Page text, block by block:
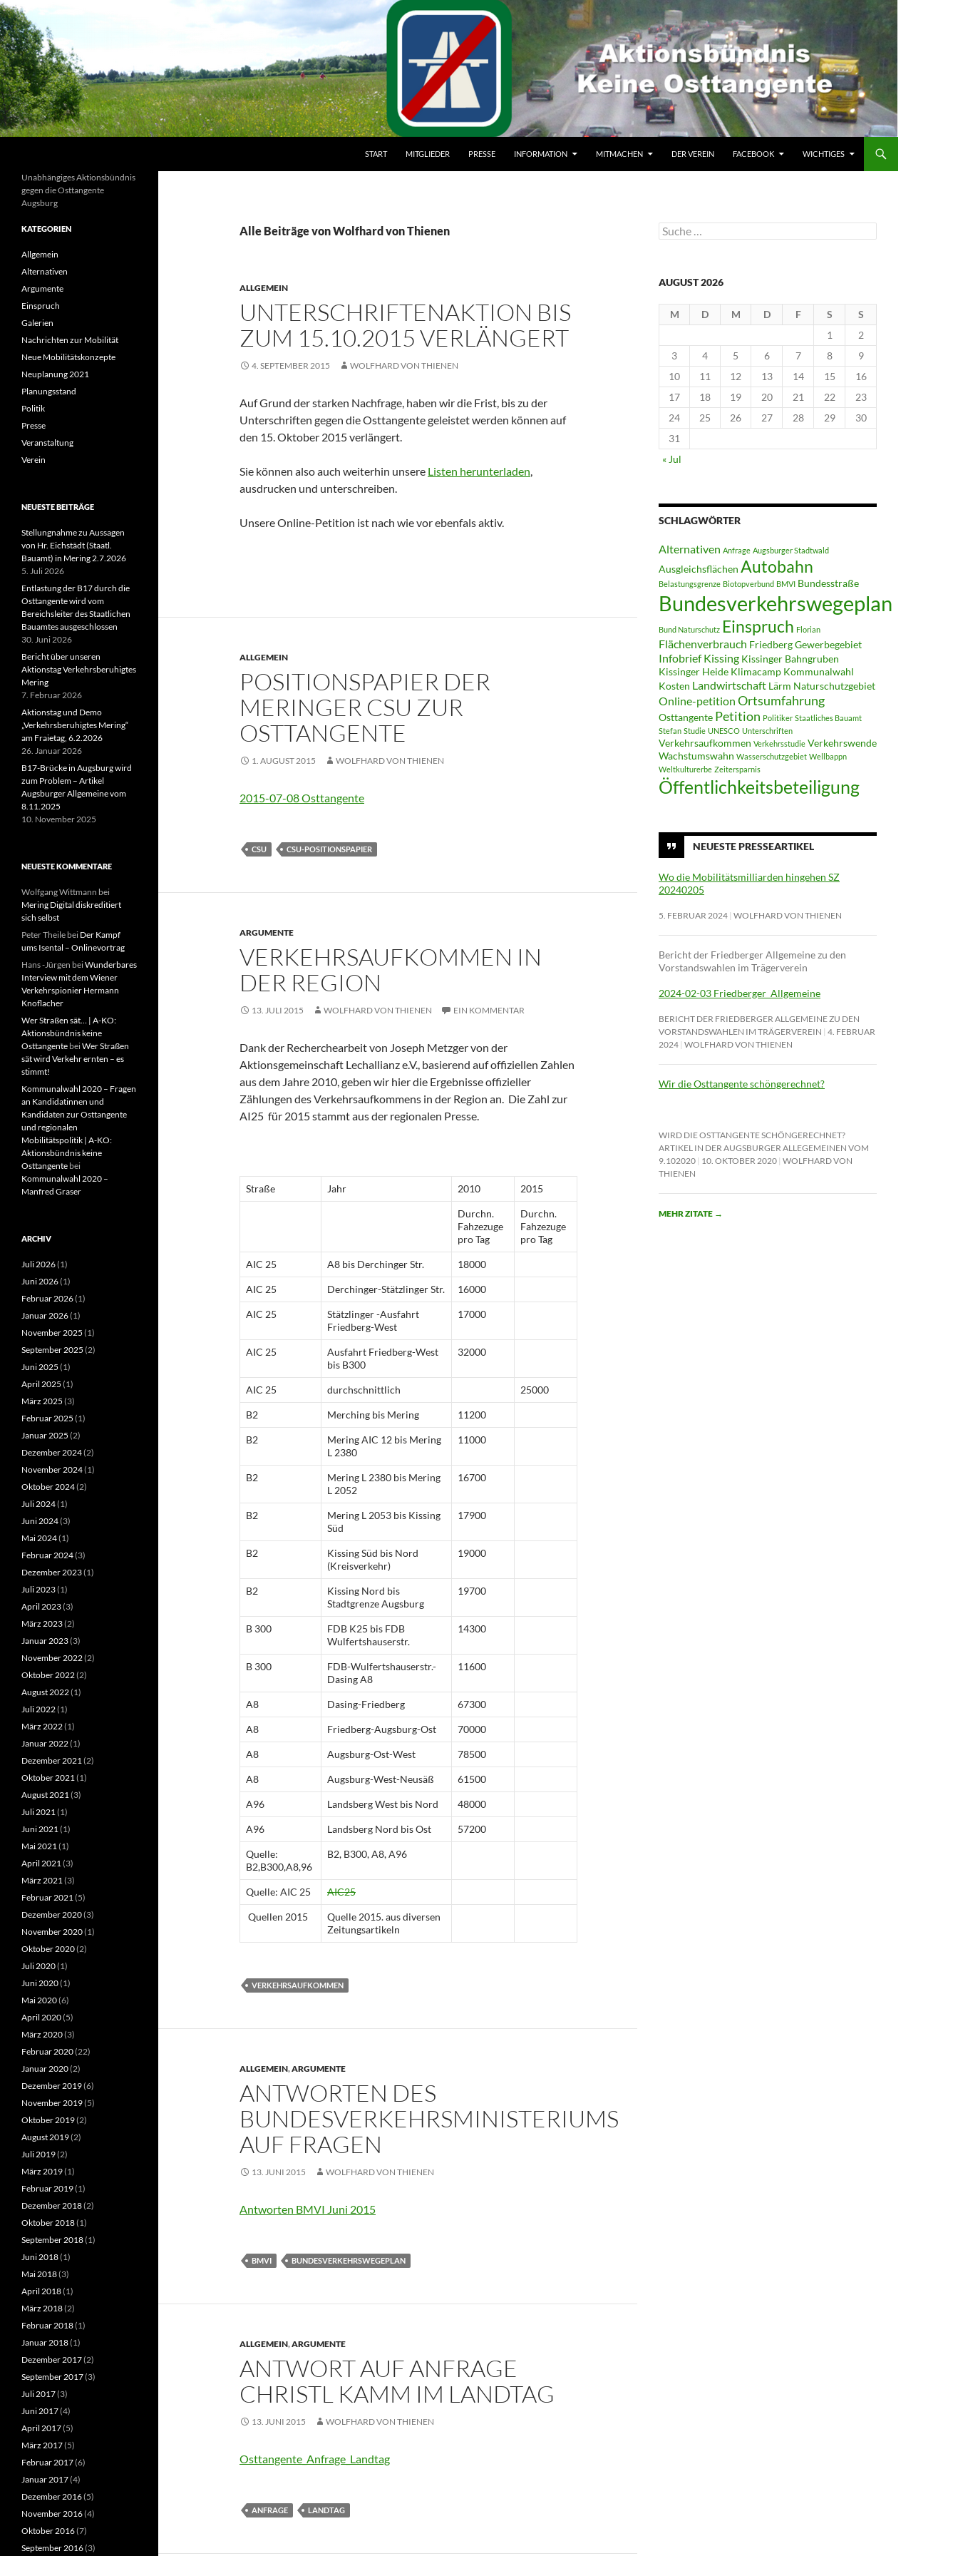
START
MITGLIEDER PRESSE INFORMATION MITMACHEN DER VEREIN FACEBOOK WICHTIGES
Alle Beiträge von Wolfhard von Thienen
ALLGEMEIN
UNTERSCHRIFTENAKTION BIS
ZUM 15.10.2015 VERLÄNGERT
4. SEPTEMBER 2015 WOLFHARD VON THIENEN
Auf Grund der starken Nachfrage, haben wir die Frist, bis zu der
Unterschriften gegen die Osttangente geleistet werden können auf
den 15. Oktober 2015 verlängert.
Sie können also auch weiterhin unsere Listen herunterladen,
ausdrucken und unterschreiben.
Unsere Online-Petition ist nach wie vor ebenfals aktiv.
ALLGEMEIN
POSITIONSPAPIER DER
MERINGER CSU ZUR
OSTTANGENTE
1. AUGUST 2015 WOLFHARD VON THIENEN
2015-07-08 Osttangente
CSU CSU-POSITIONSPAPIER
ARGUMENTE
VERKEHRSAUFKOMMEN IN
DER REGION
13. JULI 2015 WOLFHARD VON THIENEN EIN KOMMENTAR
Dank der Recherchearbeit von Joseph Metzger von der
Aktionsgemeinschaft Lechallianz e.V., basierend auf offiziellen Zahlen
aus dem Jahre 2010, geben wir hier die Ergebnisse offizieller
Zählungen des Verkehrsaufkommens in der Region an. Die Zahl zur
AI25 für 2015 stammt aus der regionalen Presse.
Straße Jahr 2010 2015
Durchn.
Fahzezuge
pro Tag
Durchn.
Fahzezuge
pro Tag
AIC 25 A8 bis Derchinger Str. 18000
AIC 25 Derchinger-Stätzlinger Str. 16000
AIC 25
Stätzlinger -Ausfahrt
Friedberg-West
17000
AIC 25
Ausfahrt Friedberg-West
bis B300
32000
AIC 25 durchschnittlich 25000
B2 Merching bis Mering 11200
B2
Mering AIC 12 bis Mering
L 2380
11000
B2
Mering L 2380 bis Mering
L 2052
16700
B2
Mering L 2053 bis Kissing
Süd
17900
B2
Kissing Süd bis Nord
(Kreisverkehr)
19000
B2
Kissing Nord bis
Stadtgrenze Augsburg
19700
B 300
FDB K25 bis FDB
Wulfertshauserstr.
14300
B 300
FDB-Wulfertshauserstr.-
Dasing A8
11600
A8 Dasing-Friedberg 67300
A8 Friedberg-Augsburg-Ost 70000
A8 Augsburg-Ost-West 78500
A8 Augsburg-West-Neusäß 61500
A96 Landsberg West bis Nord 48000
A96 Landsberg Nord bis Ost 57200
Quelle:
B2,B300,A8,96
B2, B300, A8, A96
Quelle: AIC 25 AIC25
Quellen 2015
Quelle 2015. aus diversen
Zeitungsartikeln
VERKEHRSAUFKOMMEN
ALLGEMEIN,ARGUMENTE
ANTWORTEN DES
BUNDESVERKEHRSMINISTERIUMS
AUF FRAGEN
13. JUNI 2015 WOLFHARD VON THIENEN
Antworten BMVI Juni 2015
BMVI BUNDESVERKEHRSWEGEPLAN
ALLGEMEIN,ARGUMENTE
ANTWORT AUF ANFRAGE
CHRISTL KAMM IM LANDTAG
13. JUNI 2015 WOLFHARD VON THIENEN
Osttangente_Anfrage_Landtag
ANFRAGE LANDTAG
Suche
nach:
AUGUST 2026
M D M D F S
S
1
2
3
4 5 6 7 8
9
10
11 12 13 14 15
16
17
18 19 20 21 22
23
24
25 26 27 28 29
30
31
« Jul
SCHLAGWÖRTER
Alternativen Anfrage Augsburger Stadtwald
Ausgleichsflächen Autobahn
Belastungsgrenze Biotopverbund BMVI Bundesstraße
Bundesverkehrswegeplan
Bund Naturschutz Einspruch Florian
Flächenverbrauch FriedbergGewerbegebiet
Infobrief Kissing Kissinger Bahngruben
Kissinger Heide Klimacamp Kommunalwahl
Kosten Landwirtschaft Lärm Naturschutzgebiet
Online-petition Ortsumfahrung
Osttangente Petition Politiker Staatliches Bauamt
Stefan Studie UNESCO Unterschriften
Verkehrsaufkommen Verkehrsstudie Verkehrswende
Wachstumswahn Wasserschutzgebiet Wellbappn
Weltkulturerbe Zeitersparnis
Öffentlichkeitsbeteiligung
NEUESTE PRESSEARTIKEL
Wo die Mobilitätsmilliarden hingehen SZ
20240205
5. FEBRUAR 2024 WOLFHARD VON THIENEN
Bericht der Friedberger Allgemeine zu den
Vorstandswahlen im Trägerverein
2024-02-03 Friedberger_Allgemeine
BERICHT DER FRIEDBERGER ALLGEMEINE ZU DEN
VORSTANDSWAHLEN IM TRÄGERVEREIN 4. FEBRUAR
2024 WOLFHARD VON THIENEN
Wir die Osttangente schöngerechnet?
WIRD DIE OSTTANGENTE SCHÖNGERECHNET?
ARTIKEL IN DER AUGSBURGER ALLEGEMEINEN VOM
9.102020 10. OKTOBER 2020 WOLFHARD VON
THIENEN
MEHR ZITATE →
Unabhängiges Aktionsbündnis
gegen die Osttangente
Augsburg
KATEGORIEN
Allgemein
Alternativen
Argumente
Einspruch
Galerien
Nachrichten zur Mobilität
Neue Mobilitätskonzepte
Neuplanung 2021
Planungsstand
Politik
Presse
Veranstaltung
Verein
NEUESTE BEITRÄGE
Stellungnahme zu Aussagen
von Hr. Eichstädt (Staatl.
Bauamt) in Mering 2.7.2026
5. Juli 2026
Entlastung der B17 durch die
Osttangente wird vom
Bereichsleiter des Staatlichen
Bauamtes ausgeschlossen
30. Juni 2026
Bericht über unseren
Aktionstag Verkehrsberuhigtes
Mering
7. Februar 2026
Aktionstag und Demo
„Verkehrsberuhigtes Mering“
am Fraietag, 6.2.2026
26. Januar 2026
B17-Brücke in Augsburg wird
zum Problem – Artikel
Augsburger Allgemeine vom
8.11.2025
10. November 2025
NEUESTE KOMMENTARE
Wolfgang Wittmann bei
Mering Digital diskreditiert
sich selbst
Peter Theile bei Der Kampf
ums Isental – Onlinevortrag
Hans -Jürgen beiWunderbares
Interview mit dem Wiener
Verkehrspionier Hermann
Knoflacher
Wer Straßen sät… | A-KO:
Aktionsbündnis keine
Osttangente beiWer Straßen
sät wird Verkehr ernten – es
stimmt!
Kommunalwahl 2020 – Fragen
an Kandidatinnen und
Kandidaten zur Osttangente
und regionalen
Mobilitätspolitik | A-KO:
Aktionsbündnis keine
Osttangente bei
Kommunalwahl 2020 –
Manfred Graser
ARCHIV
Juli 2026(1)
Juni 2026(1)
Februar 2026(1)
Januar 2026(1)
November 2025 (1)
September 2025 (2)
Juni 2025 (1)
April 2025 (1)
März 2025 (3)
Februar 2025 (1)
Januar 2025 (2)
Dezember 2024(2)
November 2024(1)
Oktober 2024(2)
Juli 2024(1)
Juni 2024(3)
Mai 2024(1)
Februar 2024(3)
Dezember 2023(1)
Juli 2023(1)
April 2023(3)
März 2023(2)
Januar 2023(3)
November 2022(2)
Oktober 2022(2)
August 2022(1)
Juli 2022(1)
März 2022(1)
Januar 2022(1)
Dezember 2021(2)
Oktober 2021(1)
August 2021(3)
Juli 2021(1)
Juni 2021(1)
Mai 2021(1)
April 2021(3)
März 2021(3)
Februar 2021(5)
Dezember 2020(3)
November 2020(1)
Oktober 2020(2)
Juli 2020(1)
Juni 2020(1)
Mai 2020(6)
April 2020(5)
März 2020(3)
Februar 2020(22)
Januar 2020(2)
Dezember 2019(6)
November 2019(5)
Oktober 2019(2)
August 2019(2)
Juli 2019(2)
März 2019(1)
Februar 2019(1)
Dezember 2018(2)
Oktober 2018(1)
September 2018(1)
Juni 2018(1)
Mai 2018(3)
April 2018(1)
März 2018(2)
Februar 2018(1)
Januar 2018(1)
Dezember 2017(2)
September 2017(3)
Juli 2017(3)
Juni 2017(4)
April 2017(5)
März 2017(5)
Februar 2017(6)
Januar 2017(4)
Dezember 2016(5)
November 2016(4)
Oktober 2016(7)
September 2016(3)